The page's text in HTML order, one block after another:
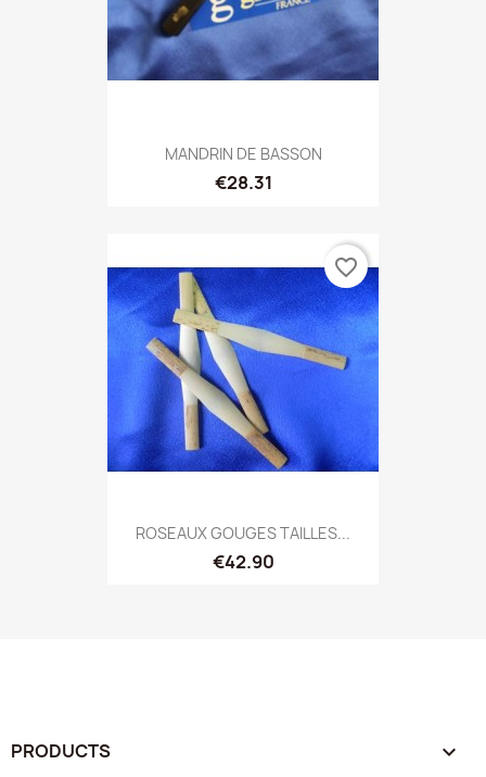
MANDRIN DE BASSON
€28.31
ROSEAUX GOUGES TAILLES...
€42.90
favorite_border
PRODUCTS 